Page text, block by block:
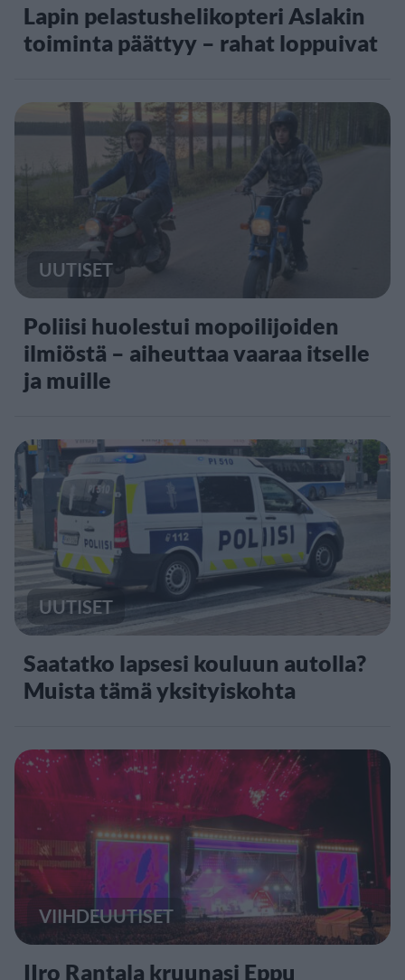
Lapin pelastushelikopteri Aslakin
toiminta päättyy – rahat loppuivat
UUTISET
Poliisi huolestui mopoilijoiden
ilmiöstä – aiheuttaa vaaraa itselle
ja muille
UUTISET
Saatatko lapsesi kouluun autolla?
Muista tämä yksityiskohta
VIIHDEUUTISET
IIro Rantala kruunasi Eppu